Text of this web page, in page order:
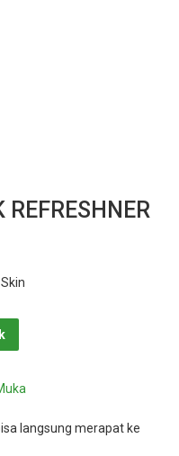
langsung merapat ke